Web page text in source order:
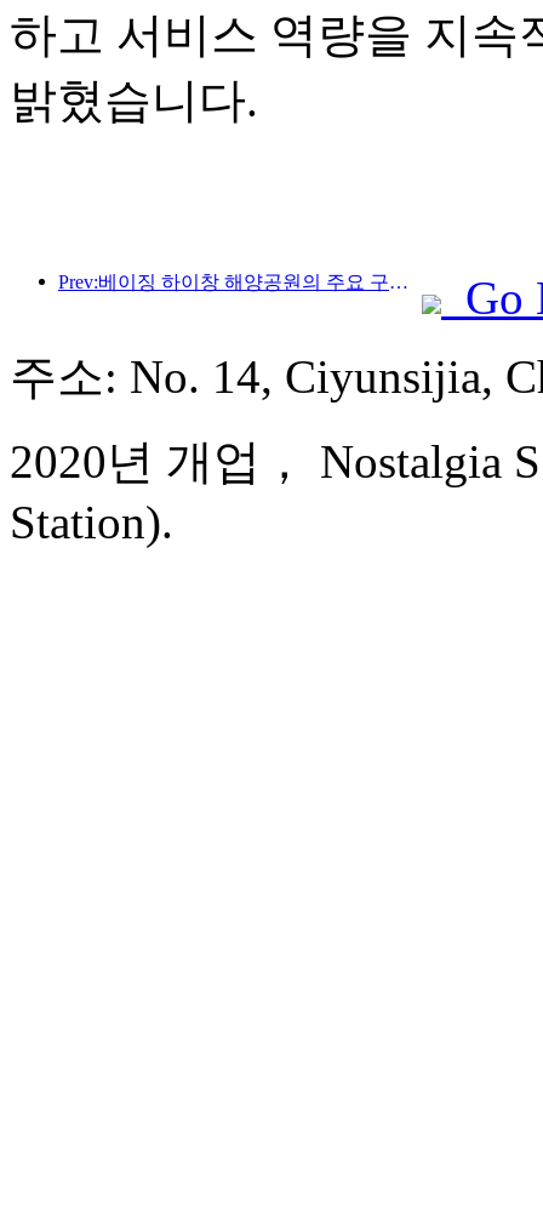
하고 서비스 역량을 지속
밝혔습니다.
Prev:베이징 하이창 해양공원의 주요 구조물은 연내 상량될 예정이며, 완공 및 개장은 2027년으로 예상됩니다.
Go
주소: No. 14, Ciyunsijia,
2020년 개업， Nostalgia
Station).